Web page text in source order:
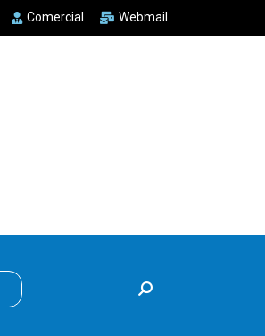
Comercial Webmail